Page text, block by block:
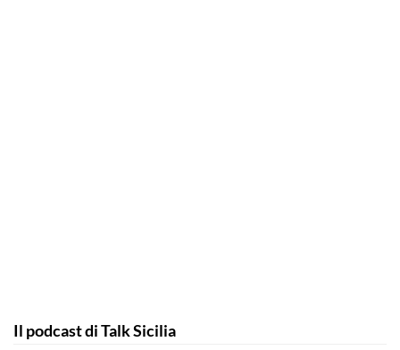
Il podcast di Talk Sicilia